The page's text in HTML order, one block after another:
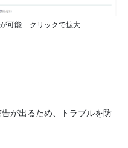
可能 – クリックで拡大
が出るため、トラブルを防